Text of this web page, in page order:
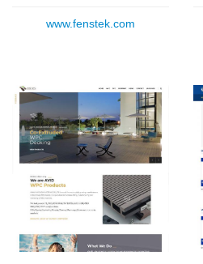
www.fenstek.com